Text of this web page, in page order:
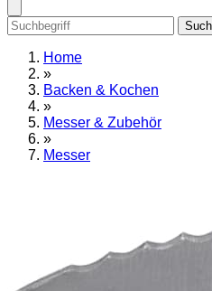
Home
»
Backen & Kochen
»
Messer & Zubehör
»
Messer